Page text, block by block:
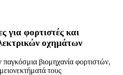
για φορτιστές και
οχημάτων
βιομηχανία φορτιστών,
τους